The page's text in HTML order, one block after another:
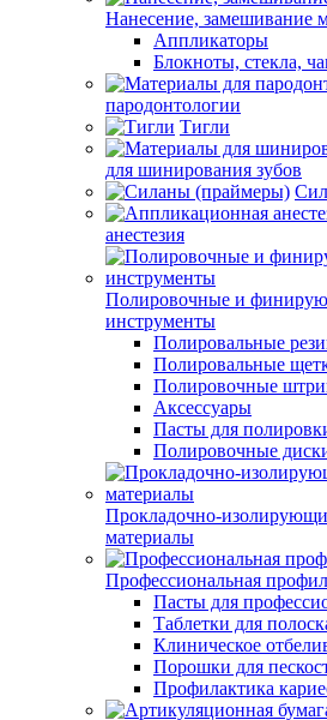
Нанесение, замешивание
Аппликаторы
Блокноты, стекла,
пародонтологии
Тигли
для шинирования зубов
анестезия
Полировочные и
инструменты
Полировальные
Полировальные
Полировочные
Аксессуары
Пасты для
Полировочные
Прокладочно-
материалы
Профессиональная
Пасты для
Таблетки для
Клиническое
Порошки для
Профилактика